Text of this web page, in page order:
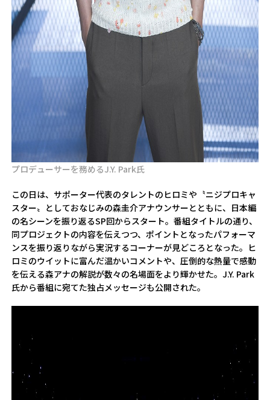
プロデューサーを務めるJ.Y. Park氏
この日は、サポーター代表のタレントのヒロミや〝ニジプロキャ
スター〟としておなじみの森圭介アナウンサーとともに、日本編
の名シーンを振り返るSP回からスタート。番組タイトルの通り、
同プロジェクトの内容を伝えつつ、ポイントとなったパフォーマ
ンスを振り返りながら実況するコーナーが見どころとなった。ヒ
ロミのウイットに富んだ温かいコメントや、圧倒的な熱量で感動
を伝える森アナの解説が数々の名場面をより輝かせた。J.Y. Park
氏から番組に宛てた独占メッセージも公開された。